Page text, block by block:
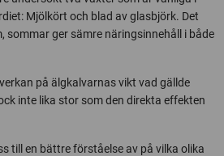
Mjölkört och blad av glasbjörk. Det
sommar ger sämre näringsinnehåll i både
på älgkalvarnas vikt vad gällde
inte lika stor som den direkta effekten
till en bättre förståelse av på vilka olika